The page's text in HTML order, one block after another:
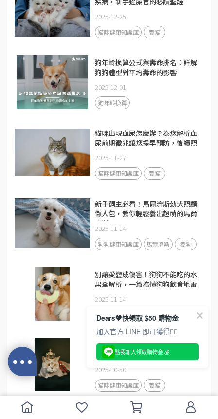
2025-12-25
貓咪健康知識庫 養貓
狗年齡換算公式與壽命排名：詳解
狗狗體型對平均壽命的影響
2025-12-01
狗年齡換算
貓咪出現血尿怎麼辦？為您解析血
尿前期徵兆讓您提早預防，後續照
護重點別忽略
2025-11-27
貓咪健康知識庫 養貓
新手飼主必看！馬爾濟斯幼犬照顧
懶人包，教你輕鬆養出超萌的馬爾
濟斯
2025-11-14
狗狗健康知識庫 馬爾濟斯 養狗
別讓愛變成傷害！狗狗不能吃的水
果全解析，一篇搞懂狗狗飲食地雷
2025-11-14
狗狗健康知識庫
貓咪年齡對照表：毛孩時代為您解
析年齡換算，推薦適合飼料，輕鬆
2025-10-30
貓咪健康知識庫 養貓
養貓新手入門必讀攻略！從事前準
Dears💖快領取 $50 購物金
加入官方 LINE 即可獲得👇🏻
點我加入領取購物金 💰